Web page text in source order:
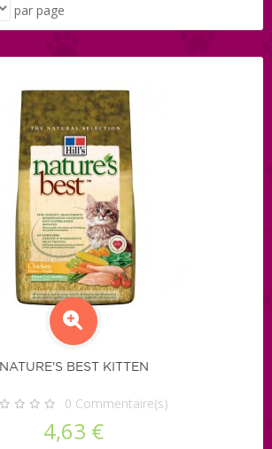
par page
NATURE'S BEST KITTEN
0 Commentaire(s)
4,63 €